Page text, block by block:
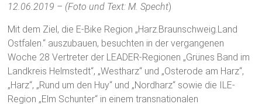
12.06.2019 – (Foto und Text: M. Specht)
Mit dem Ziel, die E-Bike Region „Harz.Braunschweig.Land
Ostfalen.“ auszubauen, besuchten in der vergangenen
Woche 28 Vertreter der LEADER-Regionen „Grünes Band im
Landkreis Helmstedt“, „Westharz“ und „Osterode am Harz“,
„Harz“, „Rund um den Huy“ und „Nordharz“ sowie die ILE-
Region „Elm Schunter“ in einem transnationalen